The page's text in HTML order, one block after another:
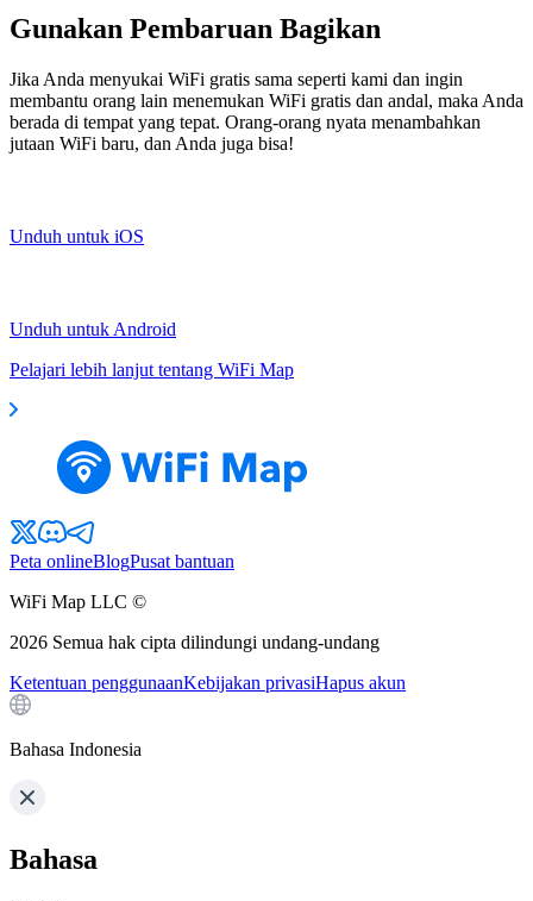
Gunakan Pembaruan Bagikan
Jika Anda menyukai WiFi gratis sama seperti kami dan ingin
membantu orang lain menemukan WiFi gratis dan andal, maka Anda
berada di tempat yang tepat. Orang-orang nyata menambahkan
jutaan WiFi baru, dan Anda juga bisa!
Unduh untuk iOS
Unduh untuk Android
Pelajari lebih lanjut tentang WiFi Map
Peta onlineBlogPusat bantuan
WiFi Map LLC ©
2026 Semua hak cipta dilindungi undang-undang
Ketentuan penggunaanKebijakan privasiHapus akun
Bahasa Indonesia
Bahasa